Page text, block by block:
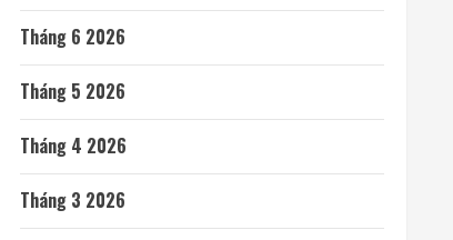
Tháng 6 2026
Tháng 5 2026
Tháng 4 2026
Tháng 3 2026